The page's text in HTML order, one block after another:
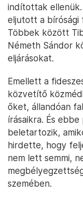
indítottak ellenük.
eljutott a bírósági
Többek között
Németh Sándor
eljárásokat.
Emellett a
közvetítő
őket, állandóan
írásaikra. És
beletartozik,
hirdette, hogy
nem lett semmi,
szemében.